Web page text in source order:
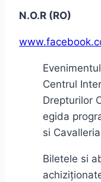
N.O.R (RO)
Centrul
Drepturilor
egida
si
Biletele si